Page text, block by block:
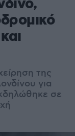
της
για
σε